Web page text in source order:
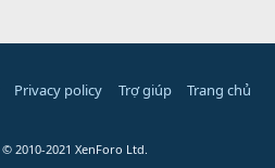
Privacy policy Trợ giúp Trang chủ
© 2010-2021 XenForo Ltd.